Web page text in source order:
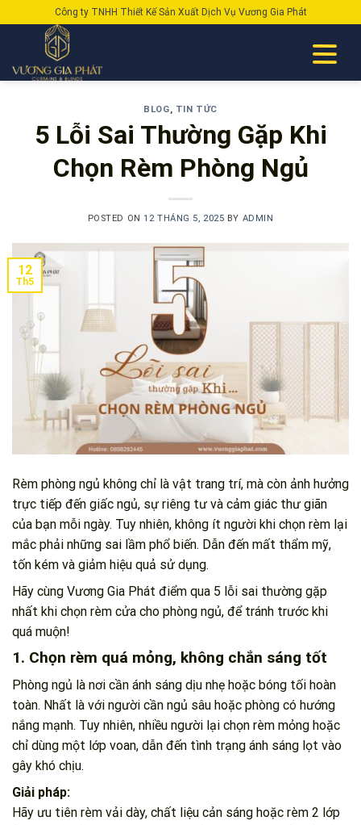
to
Công ty TNHH Thiết Kế Sản Xuất Dịch Vụ Vương Gia Phát
BLOG, TIN TỨC
5 Lỗi Sai Thường Gặp Khi
Chọn Rèm Phòng Ngủ
POSTED ON12 THÁNG 5, 2025 BY ADMIN
12
Th5
Rèm phòng ngủ không chỉ là vật trang trí, mà còn ảnh hưởng
trực tiếp đến giấc ngủ, sự riêng tư và cảm giác thư giãn
của bạn mỗi ngày. Tuy nhiên, không ít người khi chọn rèm lại
mắc phải những sai lầm phổ biến. Dẫn đến mất thẩm mỹ,
tốn kém và giảm hiệu quả sử dụng.
Hãy cùng Vương Gia Phát điểm qua 5 lỗi sai thường gặp
nhất khi chọn rèm cửa cho phòng ngủ, để tránh trước khi
quá muộn!
1. Chọn rèm quá mỏng, không chắn sáng tốt
Phòng ngủ là nơi cần ánh sáng dịu nhẹ hoặc bóng tối hoàn
toàn. Nhất là với người cần ngủ sâu hoặc phòng có hướng
nắng mạnh. Tuy nhiên, nhiều người lại chọn rèm mỏng hoặc
chỉ dùng một lớp voan, dẫn đến tình trạng ánh sáng lọt vào
gây khó chịu.
Giải pháp:
Hãy ưu tiên rèm vải dày, chất liệu cản sáng hoặc rèm 2 lớp